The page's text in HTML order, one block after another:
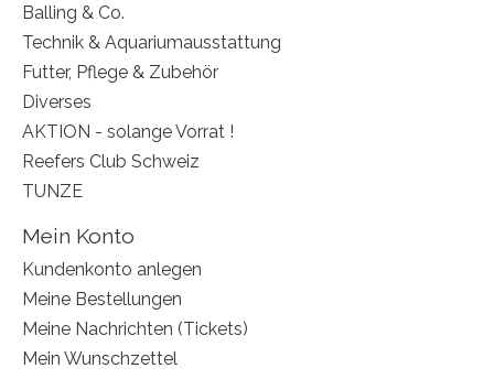
Balling & Co.
Technik & Aquariumausstattung
Futter, Pflege & Zubehör
Diverses
AKTION - solange Vorrat !
Reefers Club Schweiz
TUNZE
Mein Konto
Kundenkonto anlegen
Meine Bestellungen
Meine Nachrichten (Tickets)
Mein Wunschzettel